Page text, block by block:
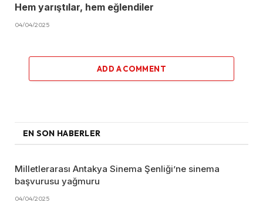
Hem yarıştılar, hem eğlendiler
04/04/2025
ADD A COMMENT
EN SON HABERLER
Milletlerarası Antakya Sinema Şenliği’ne sinema
başvurusu yağmuru
04/04/2025